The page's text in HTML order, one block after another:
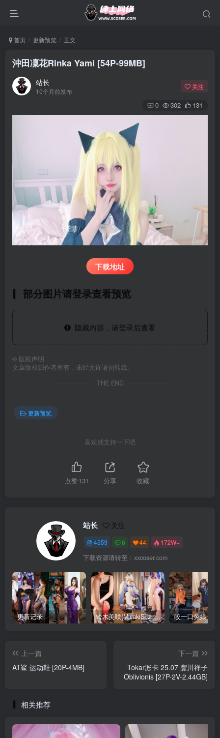
首页 更新预览 正文
沖田凜花Rinka Yami [54P-99MB]
站长
10个月前发布
关注
0 302 131
下载地址
部分图片请登录查看预览
隐藏内容，请登录后查看
© 版权声明
文章版权归作者所有，未经允许请勿转载。
THE END
更新预览
喜欢就支持一下吧
点赞131 分享 收藏
站长 关注
4559 6 44 172W+
下载资源请转至：xxcoser.com
更新记录 铃木美咲(MisakiSuzuki) 合集下载 咬一口兔娘 合
上一篇
AT鲨 运动鞋 [20P-4MB]
下一篇
Tokar浵卡 25.07 豐川祥子
Oblivionis [27P-2V-2.44GB]
相关推荐